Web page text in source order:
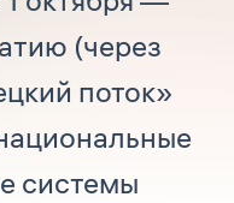
(через
поток»
системы